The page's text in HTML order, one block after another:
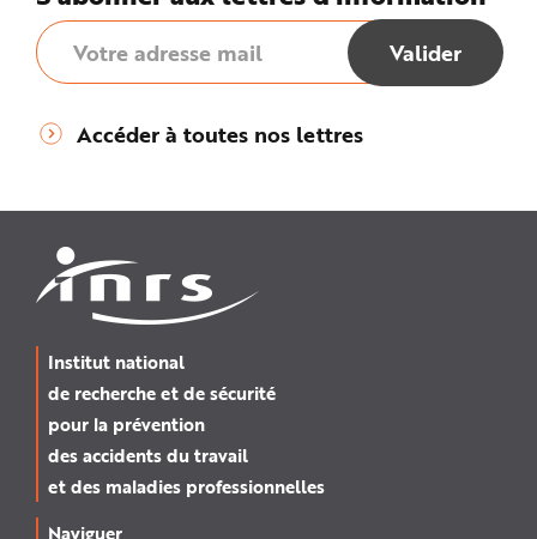
Accéder à toutes nos lettres
Institut national
de recherche et de sécurité
pour la prévention
des accidents du travail
et des maladies professionnelles
Naviguer